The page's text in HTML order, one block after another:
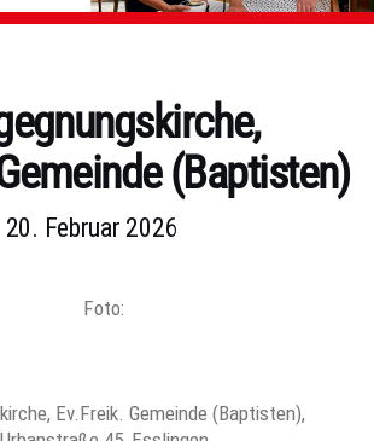
(Baptisten)
20. Februar 2026
Foto:
Ev.Freik. Gemeinde (Baptisten),